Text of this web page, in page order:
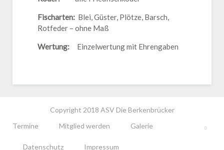
Fischarten: Blei, Güster, Plötze, Barsch,
Rotfeder – ohne Maß
Wertung: Einzelwertung mit Ehrengaben
Copyright 2018 ASV Die Berkenbrücker
Termine
Mitglied werden Galerie
Datenschutz Impressum